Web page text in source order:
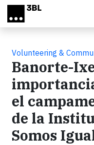
Skip to main content
Volunteering &
Banorte-
el
de la
Somos